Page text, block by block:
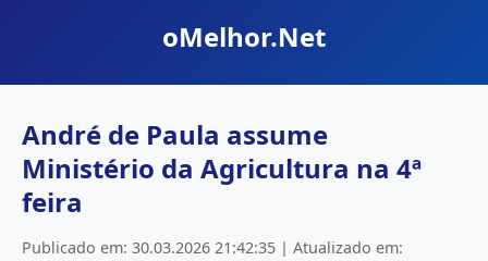
oMelhor.Net
André de Paula assume
Ministério da Agricultura na 4ª
feira
Publicado em: 30.03.2026 21:42:35 | Atualizado em: